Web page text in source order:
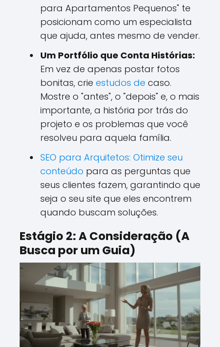
para Apartamentos Pequenos" te
posicionam como um especialista
que ajuda, antes mesmo de vender.
Um Portfólio que Conta Histórias:
Em vez de apenas postar fotos
bonitas, crie estudos de caso.
Mostre o "antes", o "depois" e, o mais
importante, a história por trás do
projeto e os problemas que você
resolveu para aquela família.
SEO para Arquitetos: Otimize seu
conteúdo para as perguntas que
seus clientes fazem, garantindo que
seja o seu site que eles encontrem
quando buscam soluções.
Estágio 2: A Consideração (A
Busca por um Guia)